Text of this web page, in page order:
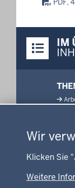
Wir
Klicken Sie
Weitere
PDF,
Inhalte
IM
der